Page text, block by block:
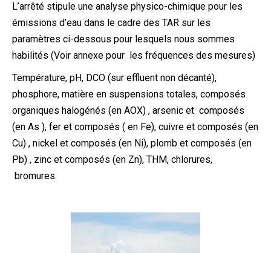
L’arrêté stipule une analyse physico-chimique pour les
émissions d’eau dans le cadre des TAR sur les
paramètres ci-dessous pour lesquels nous sommes
habilités (Voir annexe pour les fréquences des mesures)
Température, pH, DCO (sur effluent non décanté),
phosphore, matière en suspensions totales, composés
organiques halogénés (en AOX) , arsenic et composés
(en As ), fer et composés ( en Fe), cuivre et composés (en
Cu) , nickel et composés (en Ni), plomb et composés (en
Pb) , zinc et composés (en Zn), THM, chlorures,
bromures.